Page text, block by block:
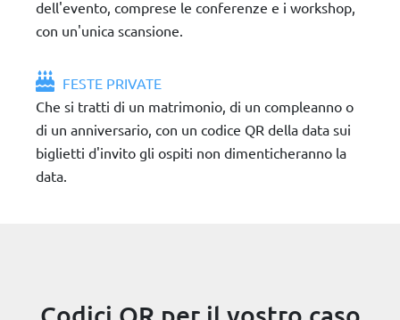
dell'evento, comprese le conferenze e i workshop,
con un'unica scansione.
FESTE PRIVATE
Che si tratti di un matrimonio, di un compleanno o
di un anniversario, con un codice QR della data sui
biglietti d'invito gli ospiti non dimenticheranno la
data.